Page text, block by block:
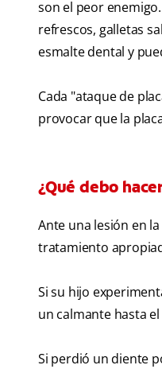
son el peor
refrescos, galletas
esmalte dental y
Cada "ataque de
provocar que la
¿Qué debo
Ante una lesión en
tratamiento
Si su hijo
un calmante hasta
Si perdió un diente